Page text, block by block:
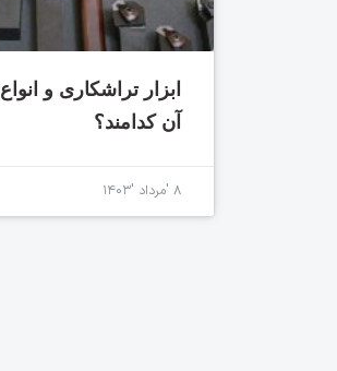
ابزار تراشکاری و انواع
آن کدامند؟
۸ 'مرداد '۱۴۰۳